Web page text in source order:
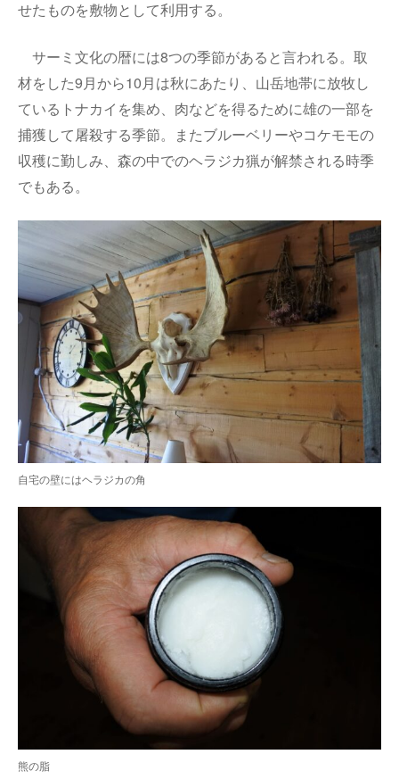
せたものを敷物として利用する。
サーミ文化の暦には8つの季節があると言われる。取
材をした9月から10月は秋にあたり、山岳地帯に放牧し
ているトナカイを集め、肉などを得るために雄の一部を
捕獲して屠殺する季節。またブルーベリーやコケモモの
収穫に勤しみ、森の中でのヘラジカ猟が解禁される時季
でもある。
自宅の壁にはヘラジカの角
熊の脂